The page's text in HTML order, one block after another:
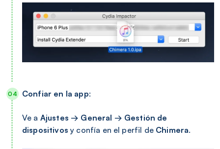
Confiar en la app:
Ve a Ajustes → General → Gestión de
dispositivos y confía en el perfil de Chimera.